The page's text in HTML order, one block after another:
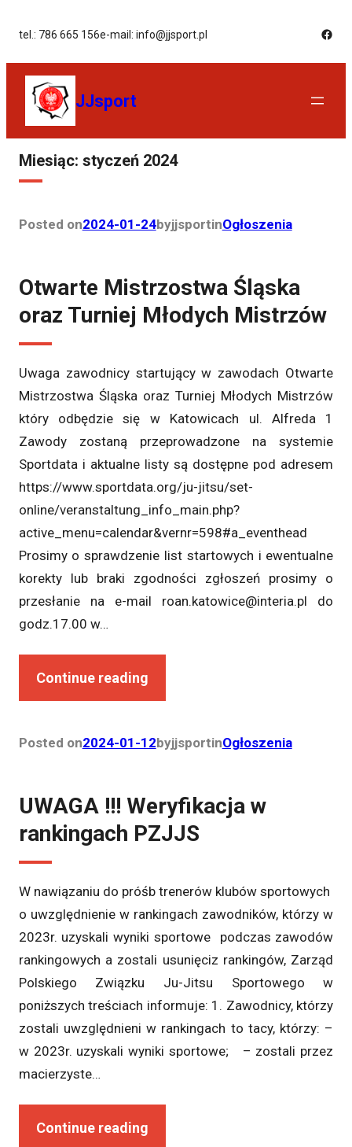
tel.: 786 665 156e-mail: info@jjsport.pl
JJsport
Miesiąc: styczeń 2024
Posted on2024-01-24byjjsportinOgłoszenia
Otwarte Mistrzostwa Śląska
oraz Turniej Młodych Mistrzów
Uwaga zawodnicy startujący w zawodach Otwarte
Mistrzostwa Śląska oraz Turniej Młodych Mistrzów
który odbędzie się w Katowicach ul. Alfreda 1
Zawody zostaną przeprowadzone na systemie
Sportdata i aktualne listy są dostępne pod adresem
https://www.sportdata.org/ju-jitsu/set-
online/veranstaltung_info_main.php?
active_menu=calendar&vernr=598#a_eventhead
Prosimy o sprawdzenie list startowych i ewentualne
korekty lub braki zgodności zgłoszeń prosimy o
przesłanie na e-mail roan.katowice@interia.pl do
godz.17.00 w…
Continue reading
Posted on2024-01-12byjjsportinOgłoszenia
UWAGA !!! Weryfikacja w
rankingach PZJJS
W nawiązaniu do próśb trenerów klubów sportowych
o uwzględnienie w rankingach zawodników, którzy w
2023r. uzyskali wyniki sportowe podczas zawodów
rankingowych a zostali usunięciz rankingów, Zarząd
Polskiego Związku Ju-Jitsu Sportowego w
poniższych treściach informuje: 1. Zawodnicy, którzy
zostali uwzględnieni w rankingach to tacy, którzy: –
w 2023r. uzyskali wyniki sportowe; – zostali przez
macierzyste…
Continue reading